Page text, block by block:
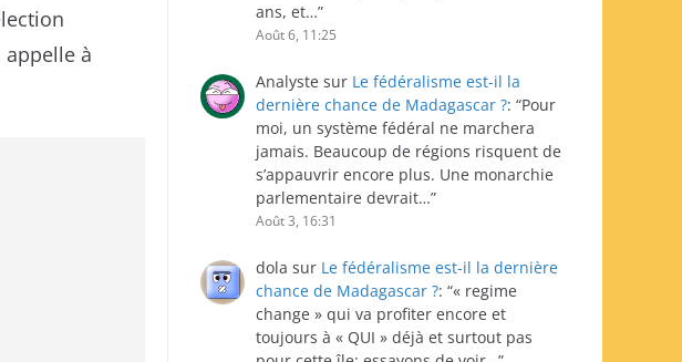
à
ans, et…”
Août 6, 11:25
Analyste sur Le fédéralisme est-il la
dernière chance de Madagascar ?: “Pour
moi, un système fédéral ne marchera
jamais. Beaucoup de régions risquent de
s’appauvrir encore plus. Une monarchie
parlementaire devrait…”
Août 3, 16:31
dola sur Le fédéralisme est-il la dernière
chance de Madagascar ?: “« regime
change » qui va profiter encore et
toujours à « QUI » déjà et surtout pas